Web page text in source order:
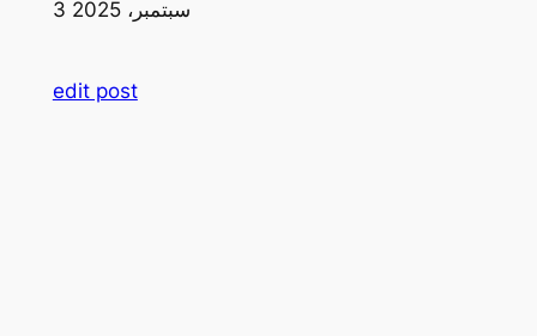
3 سبتمبر، 2025
edit post